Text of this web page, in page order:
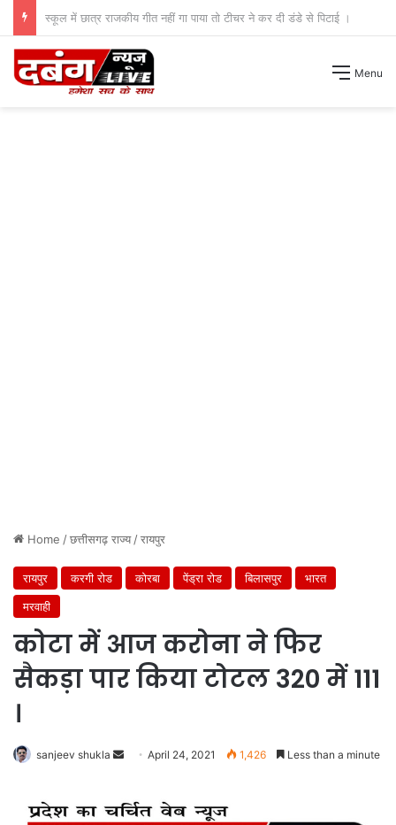
Menu
Home /छत्तीसगढ़ राज्य/रायपुर
रायपुर करगी रोड कोरबा पेंड्रा रोड बिलासपुर
भारत
मरवाही
कोटा में आज करोना ने फिर
सैकड़ा पार किया टोटल 320 में 111
।
sanjeev shukla
SendApril 24, 2021 1,426 Less than a minute